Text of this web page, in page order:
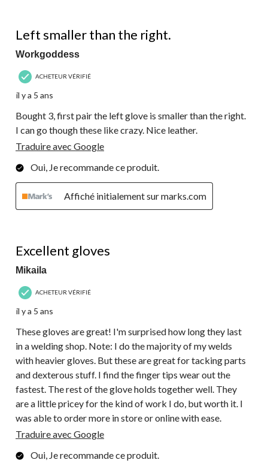
Left smaller than the right.
Workgoddess
ACHETEUR VÉRIFIÉ
il y a 5 ans
Bought 3, first pair the left glove is smaller than the right.
I can go though these like crazy. Nice leather.
Traduire avec Google
Oui, Je recommande ce produit.
Affiché initialement sur marks.com
Excellent gloves
Mikaila
ACHETEUR VÉRIFIÉ
il y a 5 ans
These gloves are great! I'm surprised how long they last
in a welding shop. Note: I do the majority of my welds
with heavier gloves. But these are great for tacking parts
and dexterous stuff. I find the finger tips wear out the
fastest. The rest of the glove holds together well. They
are a little pricey for the kind of work I do, but worth it. I
was able to order more in store or online with ease.
Traduire avec Google
Oui, Je recommande ce produit.